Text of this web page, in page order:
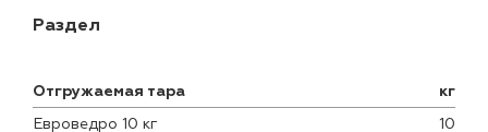
Раздел
Отгружаемая тара
кг
Евроведро 10 кг
10